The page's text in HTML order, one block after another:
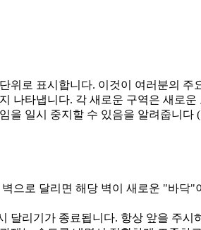
위로 표시합니다. 이것이 여러분의
나타냅니다. 각 새로운 구역은 새로
을 일시 중지할 수 있음을 알려줍니다
으로 달리면 해당 벽이 새로운 "바닥
달리기가 종료됩니다. 항상 앞을 주